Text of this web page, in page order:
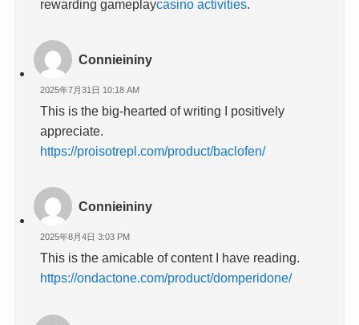
rewarding gameplaycasino activities.
Connieininy
2025年7月31日 10:18 AM
This is the big-hearted of writing I positively
appreciate.
https://proisotrepl.com/product/baclofen/
Connieininy
2025年8月4日 3:03 PM
This is the amicable of content I have reading.
https://ondactone.com/product/domperidone/